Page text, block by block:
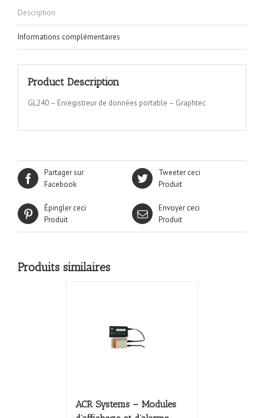
Description
Informations complémentaires
Product Description
GL240 – Enregistreur de données portable – Graphtec
Partager sur
Facebook
Tweeter ceci
Produit
Épingler ceci
Produit
Envoyer ceci
Produit
Produits similaires
ACR Systems – Modules